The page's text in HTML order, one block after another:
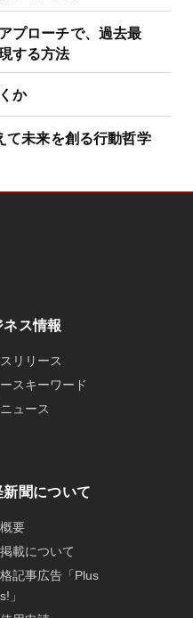
プローチで、過去最
する方法
か
て未来を創る行動哲学
ネス情報
リリース
スキーワード
ュース
新聞について
要
載について
記事広告「Plus
」